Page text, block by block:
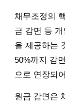
채무조정의
금 감면 등
을 제공하는
50%까지 감
으로 연장되
원금 감면은